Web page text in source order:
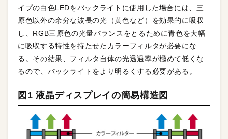
イプの白色LEDをバックライトに使用した場合には、三
原色以外の余分な波長の光（黄色など）を効果的に吸収
し、RGB三原色の光量バランスをとるために青色を大幅
に吸収する特性を持たせたカラーフィルタが必要にな
る。その結果、フィルタ自体の光透過率が極めて低くな
るので、バックライトをより明るくする必要がある。
図1 液晶ディスプレイの簡易構造図